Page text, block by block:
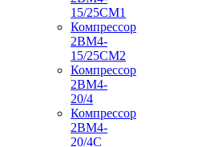
15/25СМ1
Компрессор
2ВМ4-
15/25СМ2
Компрессор
2ВМ4-
20/4
Компрессор
2ВМ4-
20/4С